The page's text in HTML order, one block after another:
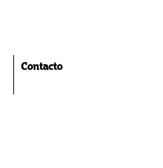
Contacto